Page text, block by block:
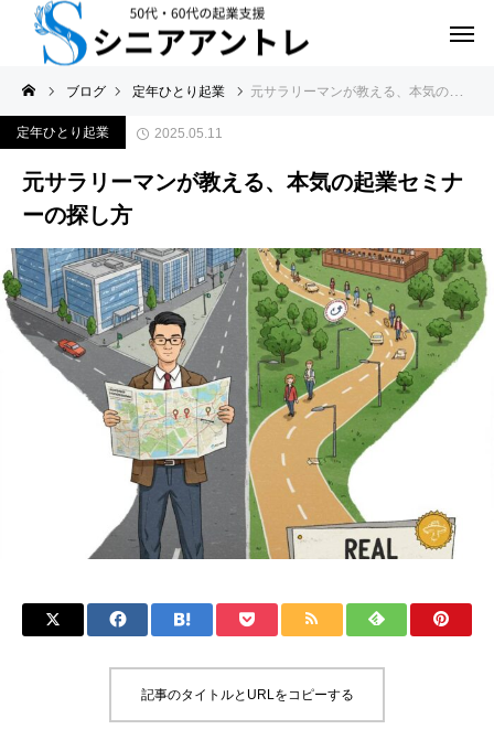
ブログ 定年ひとり起業 元サラリーマンが教える、本気の起業セミナーの探し方
定年ひとり起業 2025.05.11
元サラリーマンが教える、本気の起業セミナ
ーの探し方
記事のタイトルとURLをコピーする